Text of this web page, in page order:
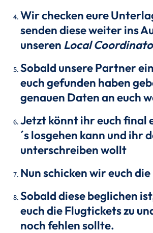
Wir checken eure
senden diese weiter ins
unseren Local
Sobald unsere Partner
euch gefunden haben
genauen Daten an euch
Jetzt könnt ihr euch final
´s losgehen kann und ihr
unterschreiben wollt
Nun schicken wir euch die
Sobald diese beglichen
euch die Flugtickets zu
noch fehlen sollte.